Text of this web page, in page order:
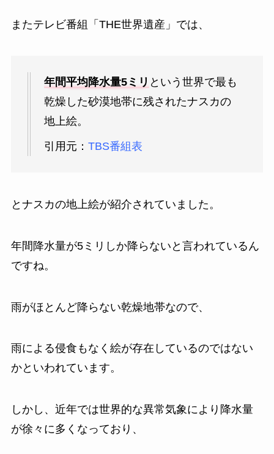
またテレビ番組「THE世界遺産」では、
年間平均降水量5ミリ という世界で最も
乾燥した砂漠地帯に残されたナスカの
地上絵。
引用元： TBS番組表
とナスカの地上絵が紹介されていました。
年間降水量が5ミリしか降らないと言われているん
ですね。
雨がほとんど降らない乾燥地帯なので、
雨による侵食もなく絵が存在しているのではない
かといわれています。
しかし、近年では世界的な異常気象により降水量
が徐々に多くなっており、